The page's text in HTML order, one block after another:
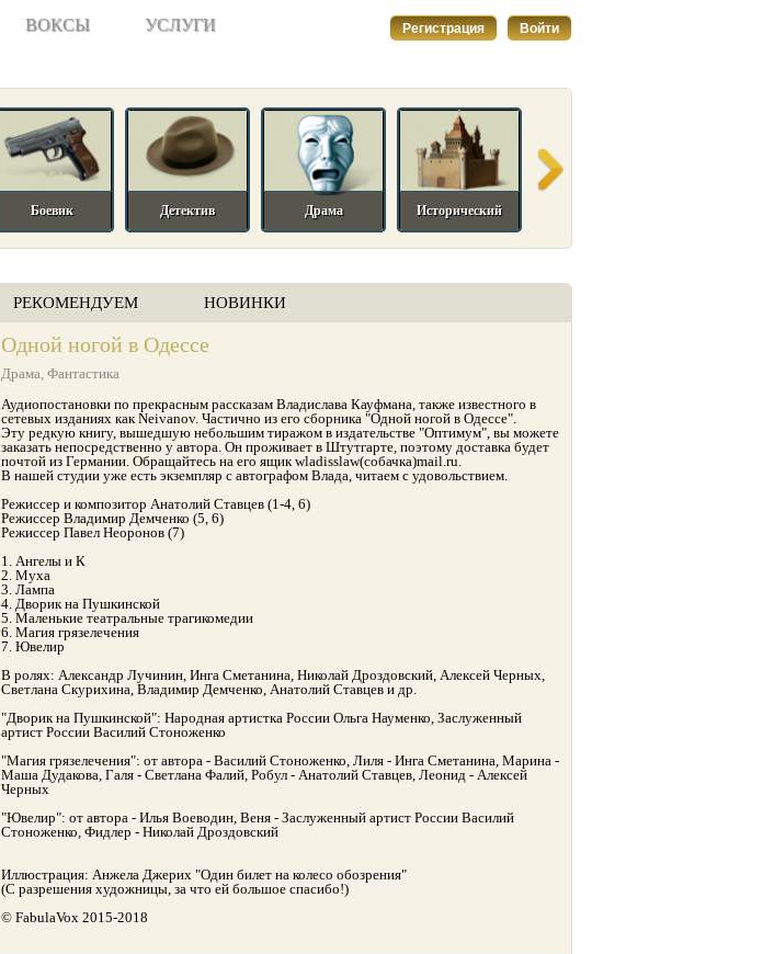
ВОКСЫ УСЛУГИ Регистрация Войти
Боевик Детектив Драма Исторический
РЕКОМЕНДУЕМ НОВИНКИ
Одной ногой в Одессе
Драма, Фантастика
Аудиопостановки по прекрасным рассказам Владислава Кауфмана, также известного в
сетевых изданиях как Neivanov. Частично из его сборника "Одной ногой в Одессе".
Эту редкую книгу, вышедшую небольшим тиражом в издательстве "Оптимум", вы можете
заказать непосредственно у автора. Он проживает в Штутгарте, поэтому доставка будет
почтой из Германии. Обращайтесь на его ящик wladisslaw(собачка)mail.ru.
В нашей студии уже есть экземпляр с автографом Влада, читаем с удовольствием.
Режиссер и композитор Анатолий Ставцев (1-4, 6)
Режиссер Владимир Демченко (5, 6)
Режиссер Павел Неоронов (7)
1. Ангелы и К
2. Муха
3. Лампа
4. Дворик на Пушкинской
5. Маленькие театральные трагикомедии
6. Магия грязелечения
7. Ювелир
В ролях: Александр Лучинин, Инга Сметанина, Николай Дроздовский, Алексей Черных,
Светлана Скурихина, Владимир Демченко, Анатолий Ставцев и др.
"Дворик на Пушкинской": Народная артистка России Ольга Науменко, Заслуженный
артист России Василий Стоноженко
"Магия грязелечения": от автора - Василий Стоноженко, Лиля - Инга Сметанина, Марина -
Маша Дудакова, Галя - Светлана Фалий, Робул - Анатолий Ставцев, Леонид - Алексей
Черных
"Ювелир": от автора - Илья Воеводин, Веня - Заслуженный артист России Василий
Стоноженко, Фидлер - Николай Дроздовский
Иллюстрация: Анжела Джерих "Один билет на колесо обозрения"
(С разрешения художницы, за что ей большое спасибо!)
© FabulaVox 2015-2018